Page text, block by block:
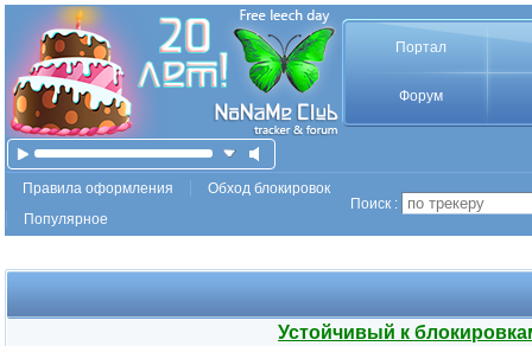
Портал
Форум
Правила оформления
Обход блокировок
Популярное
Поиск :
Устойчивый к